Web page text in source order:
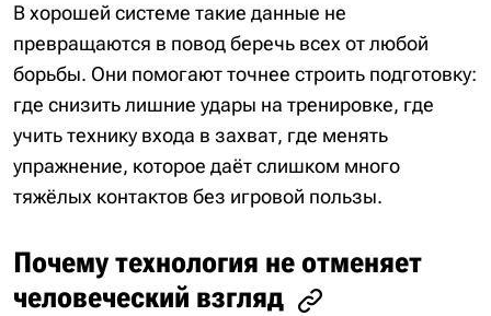
В хорошей системе такие данные не
превращаются в повод беречь всех от любой
борьбы. Они помогают точнее строить подготовку:
где снизить лишние удары на тренировке, где
учить технику входа в захват, где менять
упражнение, которое даёт слишком много
тяжёлых контактов без игровой пользы.
Почему технология не отменяет
человеческий взгляд